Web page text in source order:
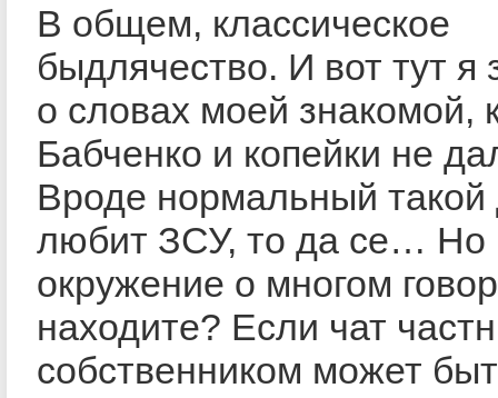
В общем, классическое
быдлячество. И вот тут я
о словах моей знакомой,
Бабченко и копейки не
Вроде нормальный такой
любит ЗСУ, то да се… Но
окружение о многом
находите? Если чат
собственником может